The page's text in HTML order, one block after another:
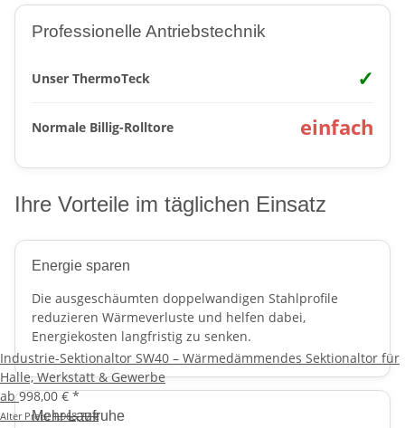
Professionelle Antriebstechnik
Unser ThermoTeck ✓
Normale Billig-Rolltore einfach
Ihre Vorteile im täglichen Einsatz
Energie sparen
Die ausgeschäumten doppelwandigen Stahlprofile
reduzieren Wärmeverluste und helfen dabei,
Energiekosten langfristig zu senken.
Mehr Laufruhe
Industrie-Sektionaltor SW40 – Wärmedämmendes Sektionaltor für
Halle, Werkstatt & Gewerbe
ab998,00 €*
Alter Preis:1.968,77 €